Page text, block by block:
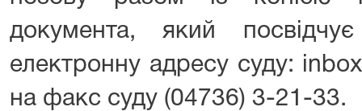
документа, який
електронну адресу суду:
на факс суду (04736) 3-21-33.